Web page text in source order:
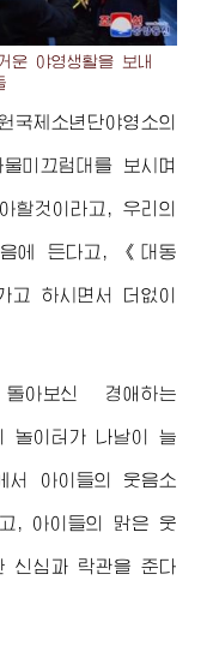
운 야영생활을 보내
국제소년단야영소의
미끄럼대를 보시며
할것이라고, 우리의
에 든다고, 《대동
고 하시면서 더없이
아보신 경애하는
놀이터가 나날이 늘
서 아이들의 웃음소
, 아이들의 맑은 웃
신심과 락관을 준다